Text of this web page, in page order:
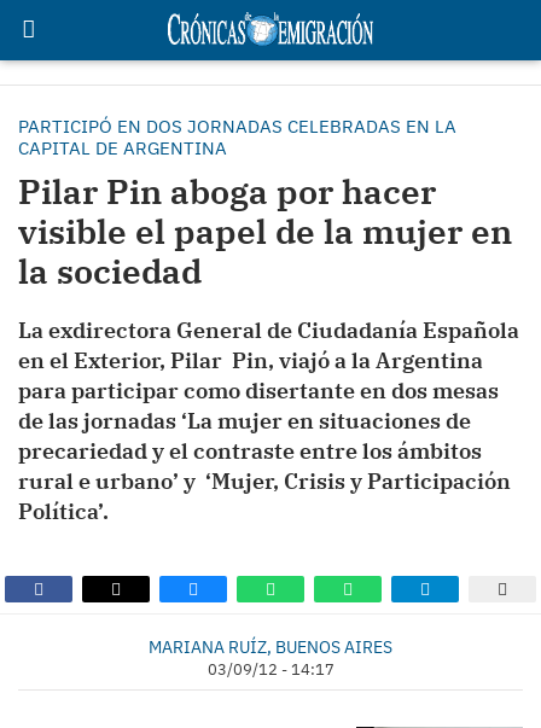
PARTICIPÓ EN DOS JORNADAS CELEBRADAS EN LA
CAPITAL DE ARGENTINA
Pilar Pin aboga por hacer
visible el papel de la mujer en
la sociedad
La exdirectora General de Ciudadanía Española
en el Exterior, Pilar Pin, viajó a la Argentina
para participar como disertante en dos mesas
de las jornadas ‘La mujer en situaciones de
precariedad y el contraste entre los ámbitos
rural e urbano’ y ‘Mujer, Crisis y Participación
Política’.
MARIANA RUÍZ, BUENOS AIRES
03/09/12 - 14:17